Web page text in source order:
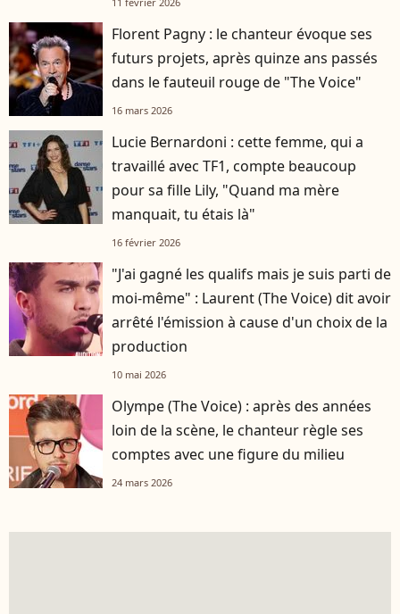
Florent Pagny : le chanteur évoque ses
futurs projets, après quinze ans passés
dans le fauteuil rouge de "The Voice"
16 mars 2026
Lucie Bernardoni : cette femme, qui a
travaillé avec TF1, compte beaucoup
pour sa fille Lily, "Quand ma mère
manquait, tu étais là"
16 février 2026
"J'ai gagné les qualifs mais je suis parti de
moi-même" : Laurent (The Voice) dit avoir
arrêté l'émission à cause d'un choix de la
production
10 mai 2026
Olympe (The Voice) : après des années
loin de la scène, le chanteur règle ses
comptes avec une figure du milieu
24 mars 2026